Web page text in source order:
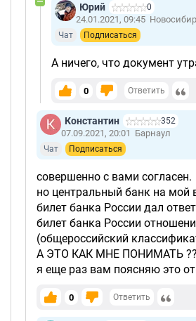
Юрий 0
24.01.2021, 09:45
Чат Подписаться
А ничего, что документ
0 Ответить
Константин 352
07.09.2021, 20:01 Барнаул
Чат Подписаться
совершенно с вами согласен.
но центральный банк на мой
билет банка России дал ответ
билет банка России
(общероссийский
А ЭТО КАК МНЕ ПОНИМАТЬ
я еще раз вам поясняю это
0 Ответить